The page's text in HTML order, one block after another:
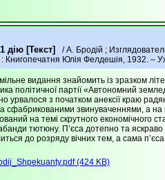
дію [Текст]
/ А. Бродій ;
Книгопечатня Юлія Фелдешія, 1932. –
видання знайомить із зразком
політичної партії «Автономний
урвалося з початком анексії краю
сфабрикованими звинуваченнями, а на
на темі скрутного економічного
тютюну. П’єса дотепно та яскраво
до розряду вічних тем, а сама
(424 KB)